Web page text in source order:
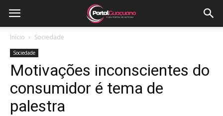
Início Sociedade
Sociedade
Motivações inconscientes do
consumidor é tema de
palestra